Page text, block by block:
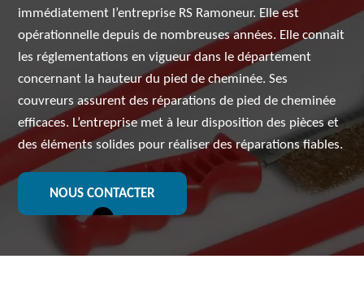
immédiatement l’entreprise RS Ramoneur. Elle est
opérationnelle depuis de nombreuses années. Elle connait
les réglementations en vigueur dans le département
concernant la hauteur du pied de cheminée. Ses
couvreurs assurent des réparations de pied de cheminée
efficaces. L’entreprise met à leur disposition des pièces et
des éléments solides pour réaliser des réparations fiables.
NOUS CONTACTER